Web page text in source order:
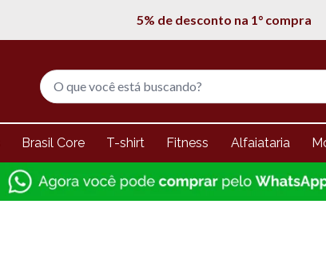
5% de desconto na 1° compra
Brasil Core T-shirt Fitness Alfaiataria